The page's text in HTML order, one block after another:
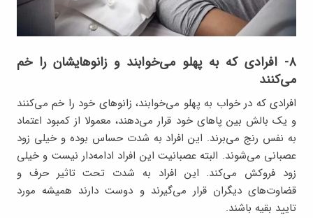
۸- افرادی که به پهلو می‌خوابند و زانوهایشان را خم
می‌کنند
افرادی که در خواب به پهلو می‌خوابند، زانوهای خود را خم می‌کنند
و یک بالش بین پاهای خود قرار می‌دهند، معمولا از کمبود اعتماد
به نفس رنج می‌برند. این افراد به شدت حساس بوده و خیلی زود
عصبانی می‌شوند. البته عصبانیت این افراد ادامه‌دار نیست و خیلی
زود فروکش می‌کند. این افراد به شدت تحت تاثیر حرف و
قضاوت‌های دیگران قرار می‌گیرند و دوست دارند همیشه مورد
تایید بقیه باشند.